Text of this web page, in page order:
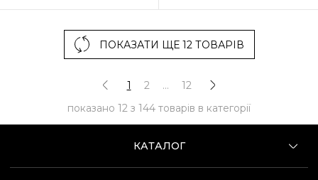
ПОКАЗАТИ ЩЕ 12 ТОВАРІВ
1 2 ...
12
показано 12 з 144 товарів в категорії
КАТАЛОГ